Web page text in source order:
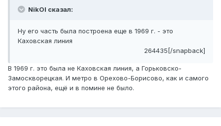
NikOl сказал:
Ну его часть была построена еще в 1969 г. - это
Каховская линия
264435[/snapback]
В 1969 г. это была не Каховская линия, а Горьковско-
Замоскворецкая. И метро в Орехово-Борисово, как и самого
этого района, ещё и в помине не было.